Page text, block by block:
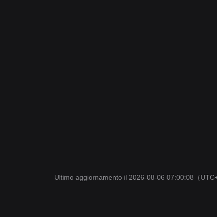
Ultimo aggiornamento il 2026-08-06 07:00:08 （